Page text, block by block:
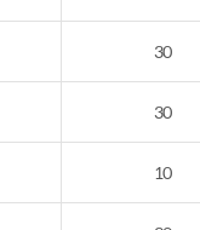
30
30
10